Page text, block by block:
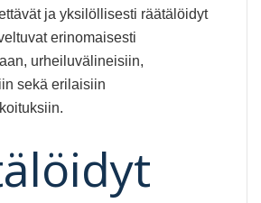
ja yksilöllisesti räätälöidyt
erinomaisesti
urheiluvälineisiin,
sekä erilaisiin